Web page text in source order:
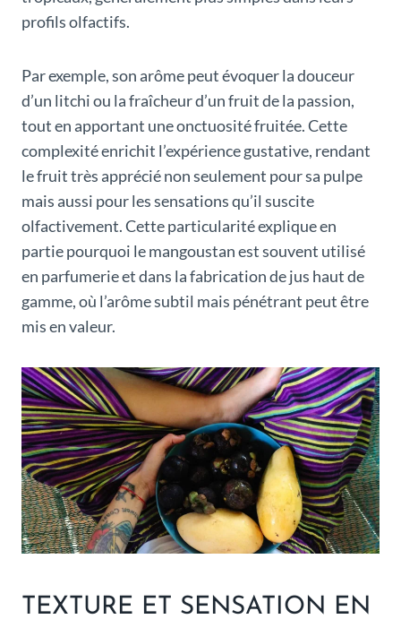
profils olfactifs.
Par exemple, son arôme peut évoquer la douceur
d’un litchi ou la fraîcheur d’un fruit de la passion,
tout en apportant une onctuosité fruitée. Cette
complexité enrichit l’expérience gustative, rendant
le fruit très apprécié non seulement pour sa pulpe
mais aussi pour les sensations qu’il suscite
olfactivement. Cette particularité explique en
partie pourquoi le mangoustan est souvent utilisé
en parfumerie et dans la fabrication de jus haut de
gamme, où l’arôme subtil mais pénétrant peut être
mis en valeur.
TEXTURE ET SENSATION EN